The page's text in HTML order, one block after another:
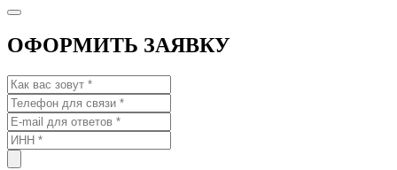
ОФОРМИТЬ ЗАЯВКУ